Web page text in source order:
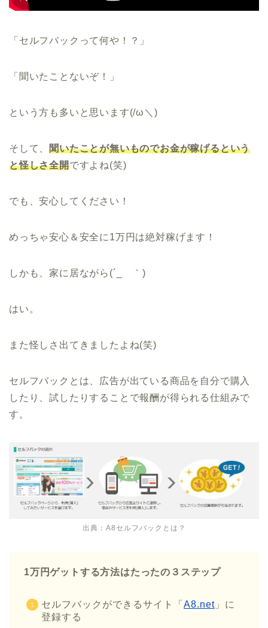
「セルフバックって何や！？」
「聞いたことないぞ！」
という方も多いと思います(/ω＼)
そして、聞いたことが無いものでお金が稼げるという
と怪しさ全開ですよね(笑)
でも、安心してください！
めっちゃ安心＆安全に1万円は絶対稼げます！
しかも、家に居ながら(´_ゝ｀)
はい。
また怪しさ出てきましたよね(笑)
セルフバックとは、広告が出ている商品を自分で購入
したり、試したりすることで報酬が得られる仕組みで
す。
出典：A8セルフバックとは？
1万円ゲットする方法はたったの３ステップ
セルフバックができるサイト「 A8.net 」に
登録する